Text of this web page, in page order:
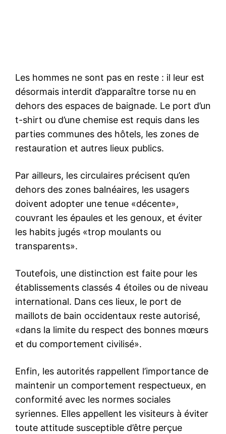
Les hommes ne sont pas en reste : il leur est
désormais interdit d’apparaître torse nu en
dehors des espaces de baignade. Le port d’un
t-shirt ou d’une chemise est requis dans les
parties communes des hôtels, les zones de
restauration et autres lieux publics.
Par ailleurs, les circulaires précisent qu’en
dehors des zones balnéaires, les usagers
doivent adopter une tenue «décente»,
couvrant les épaules et les genoux, et éviter
les habits jugés «trop moulants ou
transparents».
Toutefois, une distinction est faite pour les
établissements classés 4 étoiles ou de niveau
international. Dans ces lieux, le port de
maillots de bain occidentaux reste autorisé,
«dans la limite du respect des bonnes mœurs
et du comportement civilisé».
Enfin, les autorités rappellent l’importance de
maintenir un comportement respectueux, en
conformité avec les normes sociales
syriennes. Elles appellent les visiteurs à éviter
toute attitude susceptible d’être perçue